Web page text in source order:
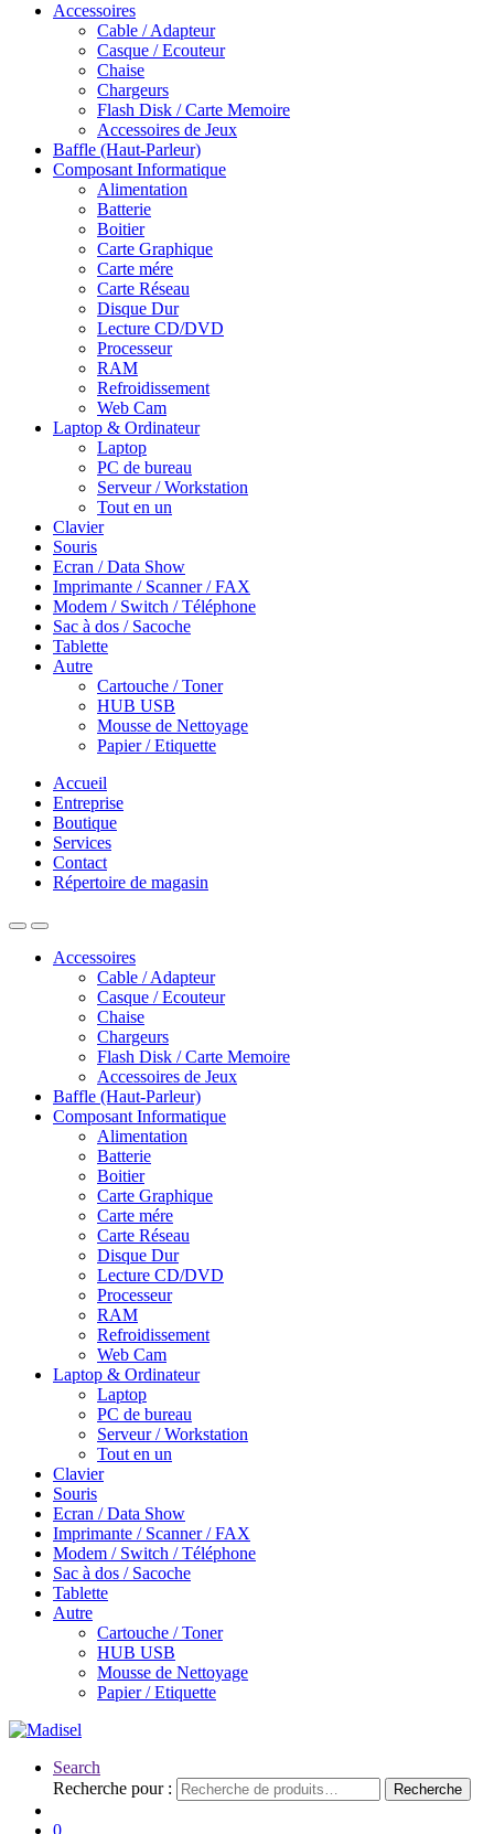
Accessoires
Cable / Adapteur
Casque / Ecouteur
Chaise
Chargeurs
Flash Disk / Carte Memoire
Accessoires de Jeux
Baffle (Haut-Parleur)
Composant Informatique
Alimentation
Batterie
Boitier
Carte Graphique
Carte mére
Carte Réseau
Disque Dur
Lecture CD/DVD
Processeur
RAM
Refroidissement
Web Cam
Laptop & Ordinateur
Laptop
PC de bureau
Serveur / Workstation
Tout en un
Clavier
Souris
Ecran / Data Show
Imprimante / Scanner / FAX
Modem / Switch / Téléphone
Sac à dos / Sacoche
Tablette
Autre
Cartouche / Toner
HUB USB
Mousse de Nettoyage
Papier / Etiquette
Accueil
Entreprise
Boutique
Services
Contact
Répertoire de magasin
Accessoires
Cable / Adapteur
Casque / Ecouteur
Chaise
Chargeurs
Flash Disk / Carte Memoire
Accessoires de Jeux
Baffle (Haut-Parleur)
Composant Informatique
Alimentation
Batterie
Boitier
Carte Graphique
Carte mére
Carte Réseau
Disque Dur
Lecture CD/DVD
Processeur
RAM
Refroidissement
Web Cam
Laptop & Ordinateur
Laptop
PC de bureau
Serveur / Workstation
Tout en un
Clavier
Souris
Ecran / Data Show
Imprimante / Scanner / FAX
Modem / Switch / Téléphone
Sac à dos / Sacoche
Tablette
Autre
Cartouche / Toner
HUB USB
Mousse de Nettoyage
Papier / Etiquette
Search
Recherche pour :
Recherche
0